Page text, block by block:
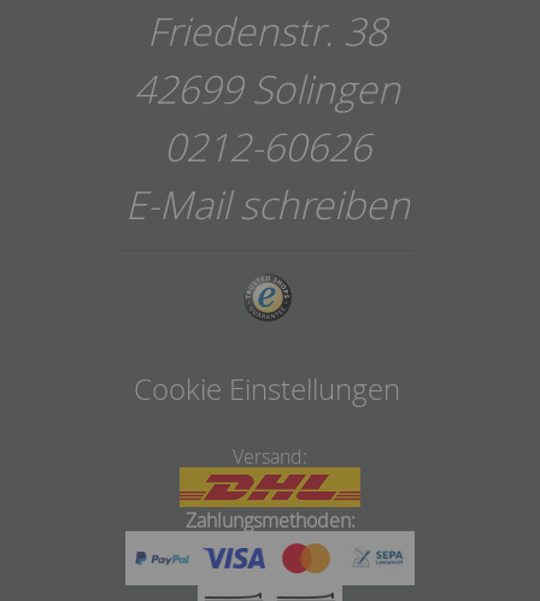
Friedenstr. 38
42699 Solingen
0212-60626
E-Mail schreiben
Cookie Einstellungen
Versand:
Zahlungsmethoden: